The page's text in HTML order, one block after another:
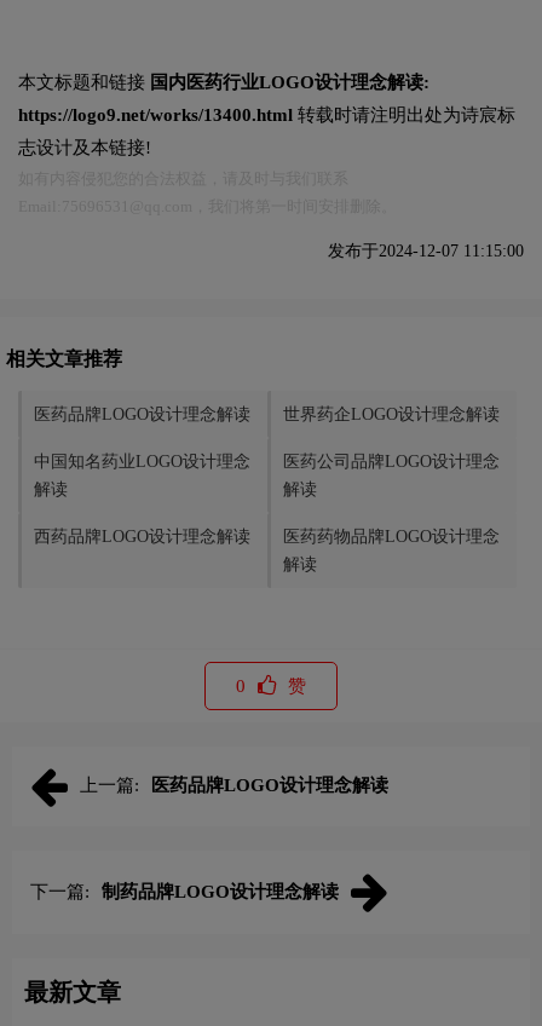
本文标题和链接 国内医药行业LOGO设计理念解读:
https://logo9.net/works/13400.html 转载时请注明出处为诗宸标
志设计及本链接!
发布于2024-12-07 11:15:00
相关文章推荐
医药品牌LOGO设计理念解读 世界药企LOGO设计理念解读
中国知名药业LOGO设计理念
解读
医药公司品牌LOGO设计理念
解读
西药品牌LOGO设计理念解读
医药药物品牌LOGO设计理念
解读
0 赞
上一篇: 医药品牌LOGO设计理念解读
下一篇: 制药品牌LOGO设计理念解读
最新文章